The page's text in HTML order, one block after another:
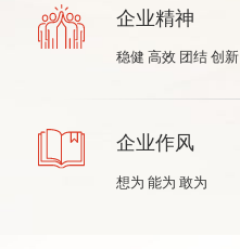
企业精神
稳健 高效 团结 创新
企业作风
想为 能为 敢为